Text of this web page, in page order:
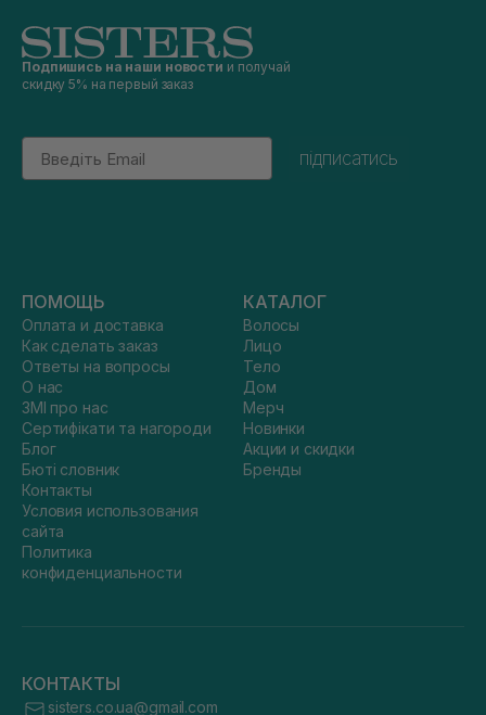
Подпишись на наши новости и получай
скидку 5% на первый заказ
Email
підписатись
ПОМОЩЬ
Оплата и доставка
Как сделать заказ
Ответы на вопросы
О нас
ЗМІ про нас
Сертифікати та нагороди
Блог
Бюті словник
Контакты
Условия использования
сайта
Политика
конфиденциальности
КАТАЛОГ
Волосы
Лицо
Тело
Дом
Мерч
Новинки
Акции и скидки
Бренды
КОНТАКТЫ
sisters.co.ua@gmail.com